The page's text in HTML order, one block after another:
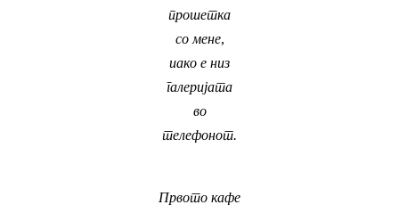
прошетка
со мене,
иако е низ
галеријата
во
телефонот.
Првото кафе